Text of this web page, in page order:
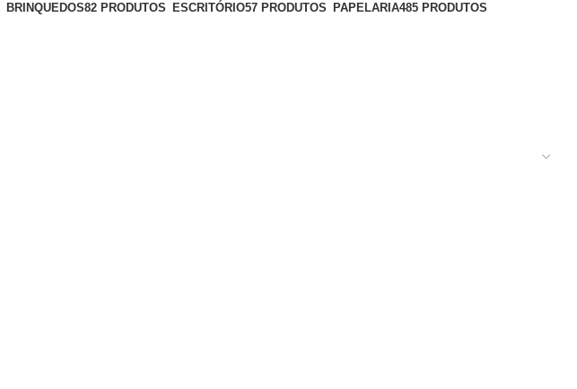
BRINQUEDOS82 PRODUTOS ESCRITÓRIO57 PRODUTOS PAPELARIA485 PRODUTOS